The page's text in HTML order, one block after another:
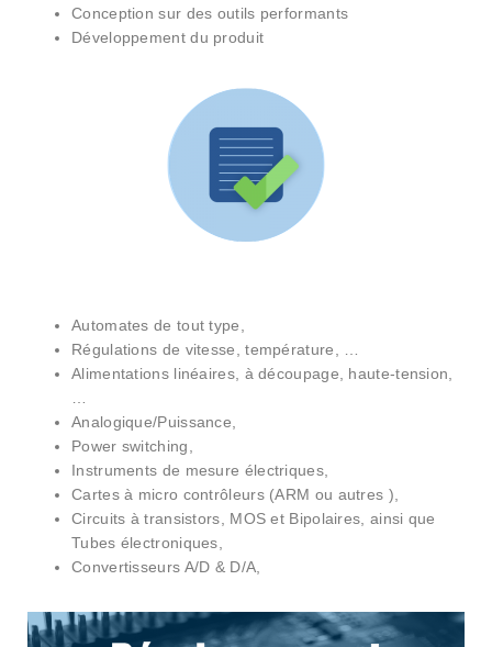
Conception sur des outils performants
Développement du produit
Automates de tout type,
Régulations de vitesse, température, …
Alimentations linéaires, à découpage, haute-tension,
Analogique/Puissance,
Power switching,
Instruments de mesure électriques,
Cartes à micro contrôleurs (ARM ou autres ),
Circuits à transistors, MOS et Bipolaires, ainsi que
Tubes électroniques,
Convertisseurs A/D & D/A,